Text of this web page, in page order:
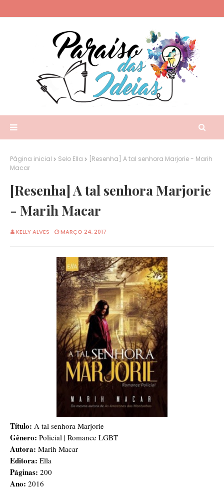
Página inicial Selo Ella
[Resenha] A tal senhora Marjorie - Marih
Macar
[Resenha] A tal senhora Marjorie
- Marih Macar
KELLY ALVES MARÇO 24, 2017
Título: A tal senhora Marjorie
Gênero: Policial | Romance LGBT
Autora: Marih Macar
Editora: Ella
Páginas: 200
Ano: 2016